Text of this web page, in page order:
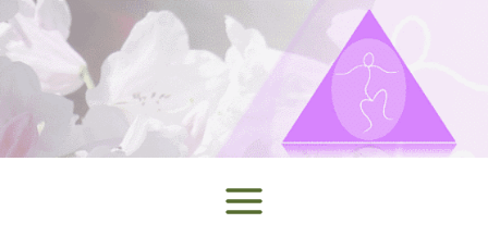
Ga
naar
de
inhoud